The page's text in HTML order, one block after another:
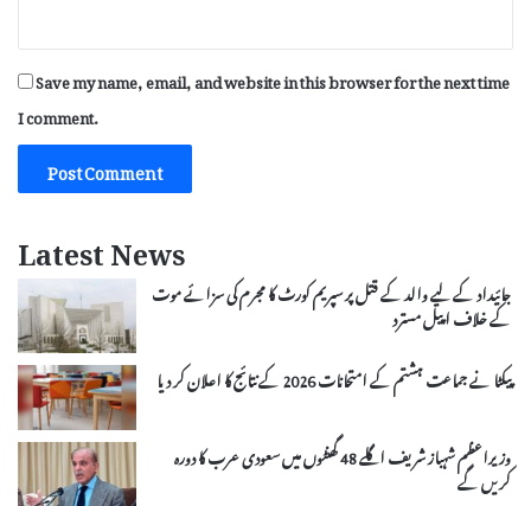
Save my name, email, and website in this browser for the next time
I comment.
Latest News
جائیداد کے لیے والد کے قتل پر سپریم کورٹ کا مجرم کی سزائے موت
کے خلاف اپیل مسترد
پیکٹا نے جماعت ہشتم کے امتحانات 2026 کے نتائج کا اعلان کر دیا
وزیراعظم شہباز شریف اگلے 48 گھنٹوں میں سعودی عرب کا دورہ
کریں گے